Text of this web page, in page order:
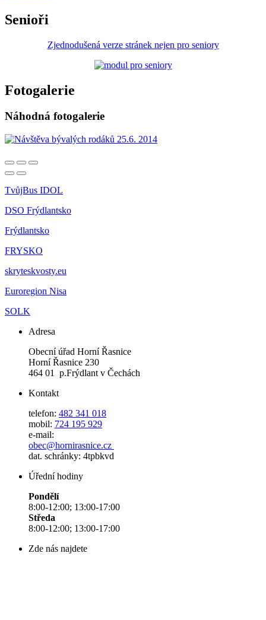
Senioři
Zjednodušená verze stránek nejen pro seniory
Fotogalerie
Náhodná fotogalerie
TvůjBus IDOL
DSO Frýdlantsko
Frýdlantsko
FRYSKO
skryteskvosty.eu
Euroregion Nisa
SOLK
Adresa
Obecní úřad Horní Řasnice
Horní Řasnice 230
464 01 p.Frýdlant v Čechách
Kontakt
telefon: 482 341 018
mobil: 724 195 929
e-mail:
obec@hornirasnice.cz
dat. schránky: 4tpbkvd
Úřední hodiny
Pondělí
8:00-12:00; 13:00-17:00
Středa
8:00-12:00; 13:00-17:00
Zde nás najdete